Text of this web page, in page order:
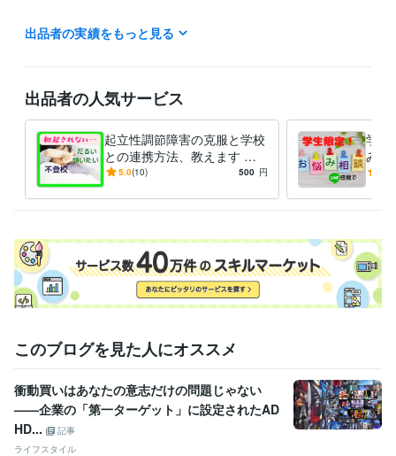
なるべくメッセージをいただいてからご購入いただいた方が、いろいろ
と準備ができます☺️よろしくお願いします。
【基本的には】
毎日９：３０～２4：００待機しています。
メッセージは、24時間受け付けております。外出時、食事中、入浴中な
合がありますので、お気軽にご連絡ください。
経験職種
ライフスタイル・その他 / カウンセラー・コーチ 経験年数 : 1年
ライフスタイル・その他 / 公務員 経験年数 : 29年
公立学校養護教諭 1983年3月 ~ 2022年2月
ちいこの保健室 2023年6月 ~ 現在
資格・検定
養護教諭免許 取得年 : 1982年
日商簿記検定3級
出品者の実績をもっと見る
出品者の人気サービス
起立性調節障害の克服と学校
との連携方法、教えます こ
の病気を正しく知ってもらい
す
5.0(10) 500 円
学校
み
学
もき
このブログを見た人にオススメ
衝動買いはあなたの意志だけの問題じゃない
——企業の「第一ターゲット」に設定されたAD
HD...
記事
ライフスタイル